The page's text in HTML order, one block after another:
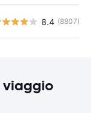
8.4 (8807)
viaggio